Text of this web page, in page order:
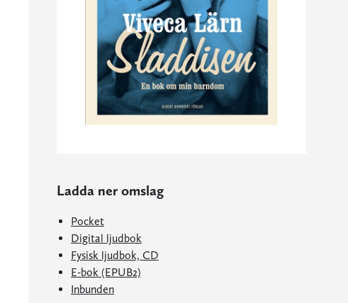
Ladda ner omslag
Pocket
Digital ljudbok
Fysisk ljudbok, CD
E-bok (EPUB2)
Inbunden